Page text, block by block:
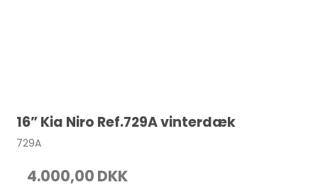
16” Kia Niro Ref.729A vinterdæk
729A
4.000,00 DKK